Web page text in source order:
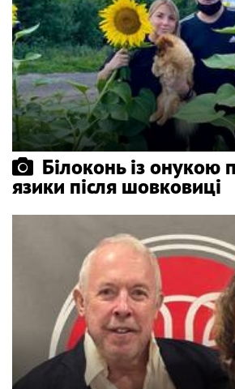
Білоконь із онукою
язики після шовковиці